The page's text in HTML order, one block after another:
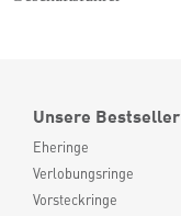
Unsere Bestseller
Eheringe
Verlobungsringe
Vorsteckringe